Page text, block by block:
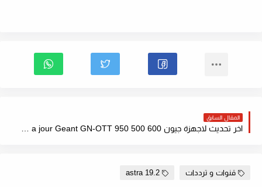
المقال السابق
قنوات و ترددات astra 19.2